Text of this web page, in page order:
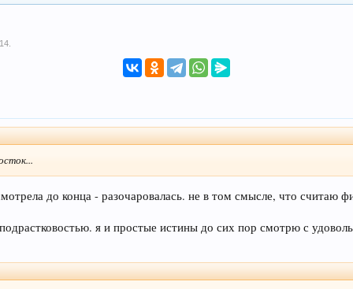
до конца - разочаровалась. не в том смысле, что считаю
я и простые истины до сих пор смотрю с